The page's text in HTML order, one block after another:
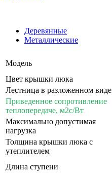
Деревянные
Металлические
Модель
Цвет крышки люка
Лестница в разложенном виде
Приведенное сопротивление
теплопередаче, м2с/Вт
Максимально допустимая
нагрузка
Толщина крышки люка с
утеплителем
Длина ступени